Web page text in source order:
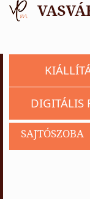
DIGITÁLIS
SAJTÓSZOBA